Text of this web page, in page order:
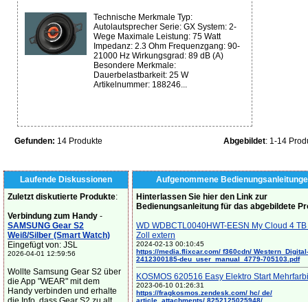
Technische Merkmale Typ:
Autolautsprecher Serie: GX System: 2-
Wege Maximale Leistung: 75 Watt
Impedanz: 2.3 Ohm Frequenzgang: 90-
21000 Hz Wirkungsgrad: 89 dB (A)
Besondere Merkmale:
Dauerbelastbarkeit: 25 W
Artikelnummer: 188246...
Gefunden: 14 Produkte Abgebildet: 1-14
Laufende Diskussionen
Zuletzt diskutierte Produkte:
Verbindung zum Handy -
SAMSUNG Gear S2
Weiß/Silber (Smart Watch)
Eingefügt von: JSL
2026-04-01 12:59:56
Wollte Samsung Gear S2 über
die App "WEAR" mit dem
Handy verbinden und erhalte
Aufgenommene
Hinterlassen Sie hier den Link zur
Bedienungsanleitung für das abgebildete
WD WDBCTL0040HWT-EESN My Cloud 4
Zoll extern
2024-02-13 00:10:45
https://media.flixcar.com/ f360cdn/ Western_Digital-
2412300185-deu_user_manual_4779-705103.pdf
KOSMOS 620516 Easy Elektro Start
2023-06-10 01:26:31
https://fragkosmos.zendesk.com/ hc/ de/
article_attachments/ 8252125025948/